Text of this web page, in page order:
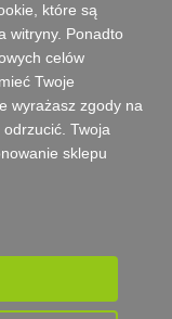
godzin
które są
witryny. Ponadto
celów
Twoje
wyrażasz zgody na
Twoja
sklepu